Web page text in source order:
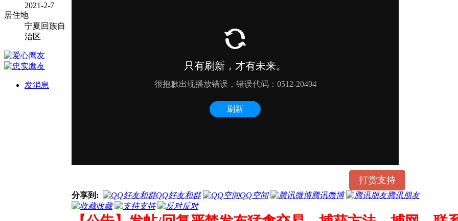
2021-2-7
居住地
宁夏回族自
治区
发消息
打赏支持
分享到: QQ好友和群 QQ空间 腾讯微博
腾讯朋友
收藏
支持 反对